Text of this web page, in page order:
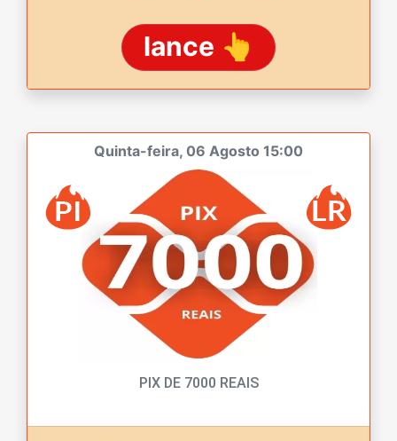
lance 👆
Quinta-feira, 06 Agosto 15:00
PIX DE 7000 REAIS